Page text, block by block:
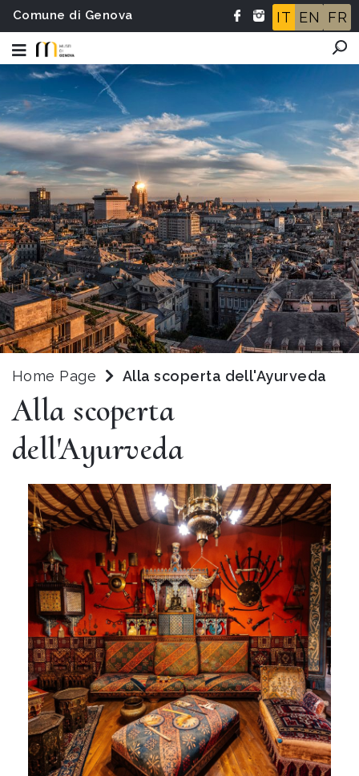
Comune di Genova IT EN FR
Home Page Alla scoperta dell'Ayurveda
Alla scoperta
dell'Ayurveda